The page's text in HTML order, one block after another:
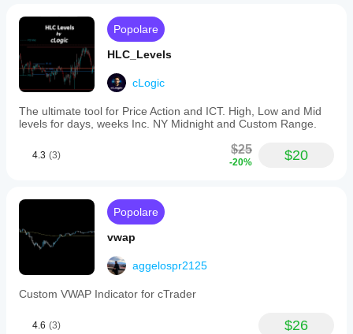
Popolare
HLC_Levels
cLogic
The ultimate tool for Price Action and ICT. High, Low and Mid
levels for days, weeks Inc. NY Midnight and Custom Range.
4.3 (3) $25
-20% $20
Popolare
vwap
aggelospr2125
Custom VWAP Indicator for cTrader
4.6 (3) $26